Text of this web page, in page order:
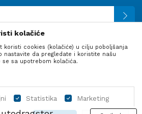
kolačiće
koristi cookies (kolačiće) u cilju poboljšanja
nastavite da pregledate i koristite našu
sa upotrebom kolačića.
Statistika Marketing